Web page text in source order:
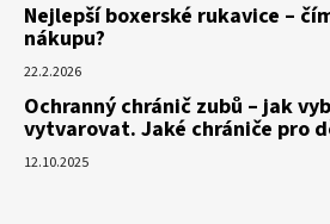
Nejlepší boxerské rukavice –
nákupu?
22.2.2026
Ochranný chránič zubů – jak
vytvarovat. Jaké chrániče pro
12.10.2025